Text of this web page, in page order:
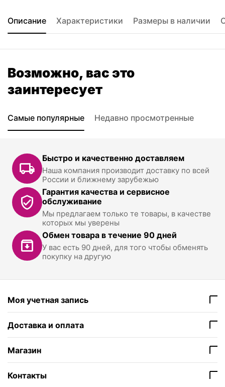
Описание Характеристики Размеры в наличии
Возможно, вас это
заинтересует
Самые популярные Недавно просмотренные
Быстро и качественно доставляем
Наша компания производит доставку по всей
России и ближнему зарубежью
Гарантия качества и сервисное
обслуживание
Мы предлагаем только те товары, в качестве
которых мы уверены
Обмен товара в течение 90 дней
У вас есть 90 дней, для того чтобы обменять
покупку на другую
Моя учетная запись
Доставка и оплата
Магазин
Контакты